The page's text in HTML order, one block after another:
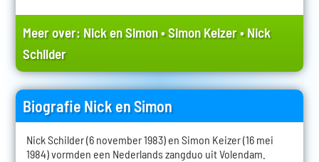
Meer over: Nick en Simon•Simon Keizer•Nick
Schilder
Biografie Nick en Simon
Nick Schilder (6 november 1983) en Simon Keizer (16 mei
1984) vormden een Nederlands zangduo uit Volendam.